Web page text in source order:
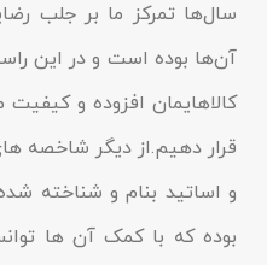
سال‌ها تمرکز ما بر جلب
آن‌ها بوده است و در این
کالاهایمان افزوده و
قرار دهیم.از دیگر شاخصه
و اساتید بنام و شناخته
بوده که با کمک آن ها